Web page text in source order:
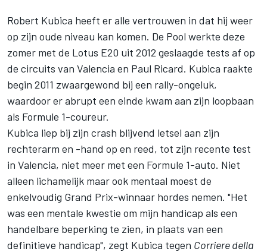
Robert Kubica heeft er alle vertrouwen in dat hij weer
op zijn oude niveau kan komen. De Pool werkte deze
zomer met de Lotus E20 uit 2012 geslaagde tests af op
de circuits van Valencia en Paul Ricard. Kubica raakte
begin 2011 zwaargewond bij een rally-ongeluk,
waardoor er abrupt een einde kwam aan zijn loopbaan
als Formule 1-coureur.
Kubica liep bij zijn crash blijvend letsel aan zijn
rechterarm en -hand op en reed, tot zijn recente test
in Valencia, niet meer met een Formule 1-auto. Niet
alleen lichamelijk maar ook mentaal moest de
enkelvoudig Grand Prix-winnaar hordes nemen. "Het
was een mentale kwestie om mijn handicap als een
handelbare beperking te zien, in plaats van een
definitieve handicap", zegt Kubica tegen Corriere della